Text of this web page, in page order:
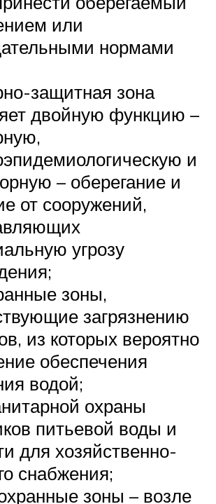
или
нормами
защитная зона
двойную функцию –
и
– оберегание и
от сооружений,
угрозу
зоны,
загрязнению
из которых вероятно
обеспечения
водой;
охраны
питьевой воды и
для хозяйственно-
снабжения;
зоны – возле